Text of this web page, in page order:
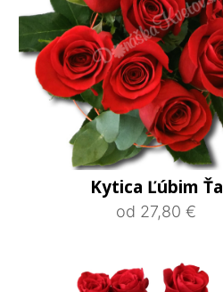
Kytica Ľúbim Ťa
od 27,80 €